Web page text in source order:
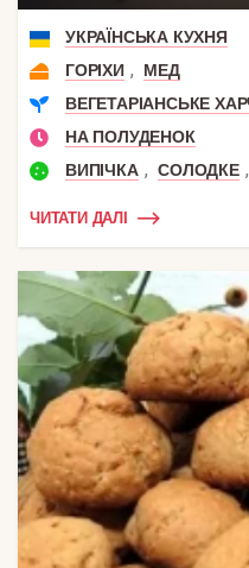
УКРАЇНСЬКА КУХНЯ
ГОРІХИ ,
МЕД
ВЕГЕТАРІАНСЬКЕ
НА ПОЛУДЕНОК
ВИПІЧКА , СОЛОДКЕ ,
ЧИТАТИ ДАЛІ